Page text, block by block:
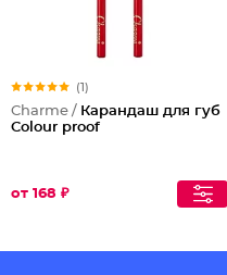
(1)
Charme / Карандаш для губ
Colour proof
от 168 ₽